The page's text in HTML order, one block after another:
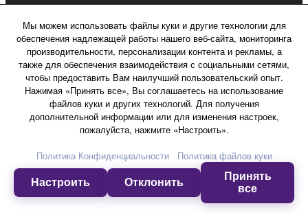
Продукция
Музыкальное образование
Новости
Музыканты
Мы можем использовать файлы куки и другие технологии для
обеспечения надлежащей работы нашего веб-сайта, мониторинга
производительности, персонализации контента и рекламы, а
также для обеспечения взаимодействия с социальными сетями,
чтобы предоставить Вам наилучший пользовательский опыт.
Нажимая «Принять все», Вы соглашаетесь на использование
файлов куки и других технологий. Для получения
дополнительной информации или для изменения настроек,
пожалуйста, нажмите «Настроить».
Политика Конфиденциальности
Политика файлов куки
Настроить Отклонить
Принять
все